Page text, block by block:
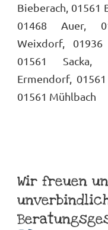
Bieberach, 01561
01468 Auer,
Weixdorf, 01936
01561 Sacka,
Ermendorf,
01561 Mühlbach
Wir freuen